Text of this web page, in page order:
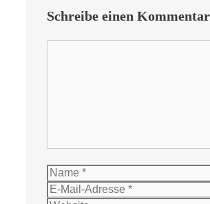
Schreibe einen Kommentar
Name